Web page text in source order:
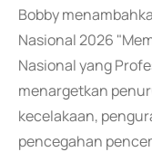
Bobby
Nasional 2026
Nasional yang
menargetkan
kecelakaan,
pencegahan